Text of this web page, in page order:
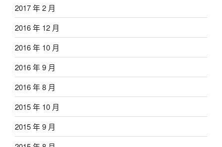
2017 年 2 月
2016 年 12 月
2016 年 10 月
2016 年 9 月
2016 年 8 月
2015 年 10 月
2015 年 9 月